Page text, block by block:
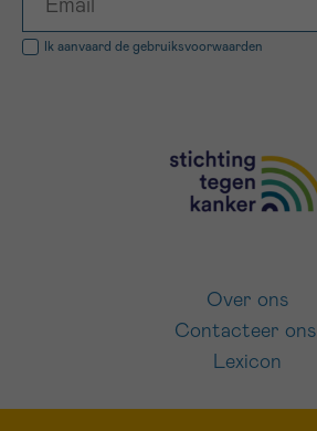
Ik aanvaard de gebruiksvoorwaarden
Over ons
Contacteer ons
Lexicon